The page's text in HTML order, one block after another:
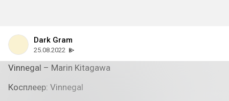
Dark Gram
25.08.2022
Vinnegal – Marin Kitagawa
Косплеер: Vinnegal